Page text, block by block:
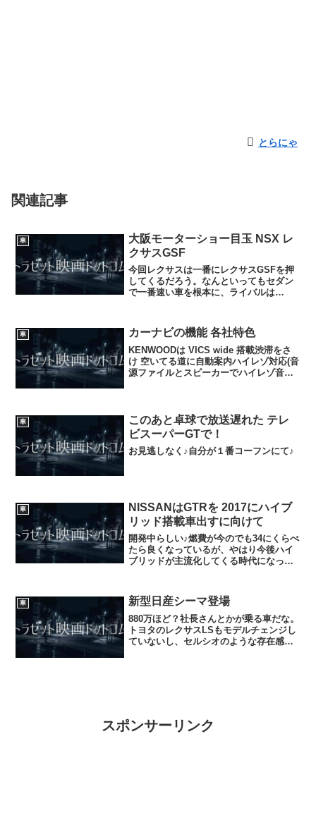
とらにゃ
関連記事
車
大阪モーターショー目玉 NSX レ
クサスGSF
今回レクサスは一番にレクサスGSFを押
してくるだろう。なんといってもセダン
で一番速い車を根本に、ライバルは
ようなデザインを基調としている。今
後、セダンで人気...
車 カーナビの機能 各社特色
KENWOODは VICS wide 搭載渋滞をさ
け 空いてる道に自動案内ハイレゾ対応(音
源ファイルとスピーカーでハイレゾ音源
な...
車
このあと卓球で放送遅れた テレ
ビスーパーGTで！
お見逃しなく♪自分が１番コーフンにて♪
車
NISSANはGTRを 2017にハイブ
リッド搭載車出すに向けて
開発中らしい♪燃費が今のでも34にくらべ
たら良くなっているが、やはり今後ハイ
ブリッドが主流化してくる時代になって
れば♪GTR欲しいなあー。パンクしても走
るランフ...
車 新型日産シーマ登場
880万ほど？社長さんとかが乗る車だな。
トヨタのレクサスLSもモデルチェンジし
ていないし、セルシオのような存在感が
スポンサーリンク